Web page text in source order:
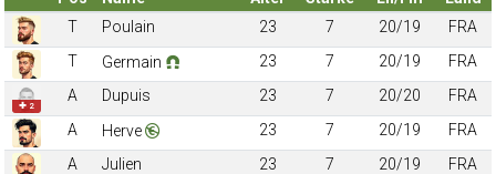
T
Poulain 23 7 20/19
FRA
T
Germain 23 7 20/19 FRA
✚ 2
A Dupuis 23 7 20/20
FRA
A
Herve 23 7 20/19
FRA
A
Julien 23 7 20/19
FRA